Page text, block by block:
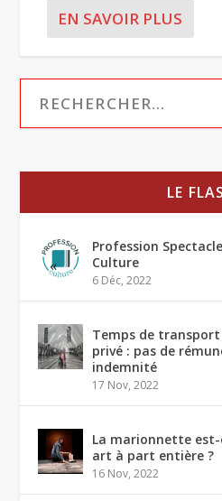
EN SAVOIR PLUS
LE
Profession
Culture
6 Déc, 2022
Temps de
privé : pas de
indemnité
17 Nov, 2022
La marionnette
art à part entière ?
16 Nov, 2022